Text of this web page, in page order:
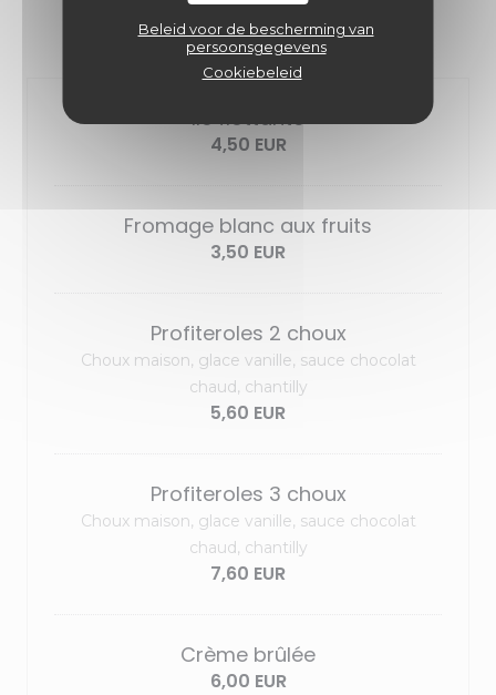
Beleid voor de bescherming van
persoonsgegevens
Cookiebeleid
LES DESSERT
Ile flottante
4,50 EUR
Fromage blanc aux fruits
3,50 EUR
Profiteroles 2 choux
Choux maison, glace vanille, sauce chocolat
chaud, chantilly
5,60 EUR
Profiteroles 3 choux
Choux maison, glace vanille, sauce chocolat
chaud, chantilly
7,60 EUR
Crème brûlée
6,00 EUR